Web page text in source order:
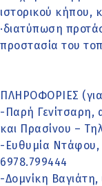
ιστορικού κήπου,
·διατύπωση
προστασία του
ΠΛΗΡΟΦΟΡΙΕΣ
-Παρή Γενίτσαρη,
και Πρασίνου –
-Ευθυμία Ντάφου,
6978.799444
-Δομνίκη